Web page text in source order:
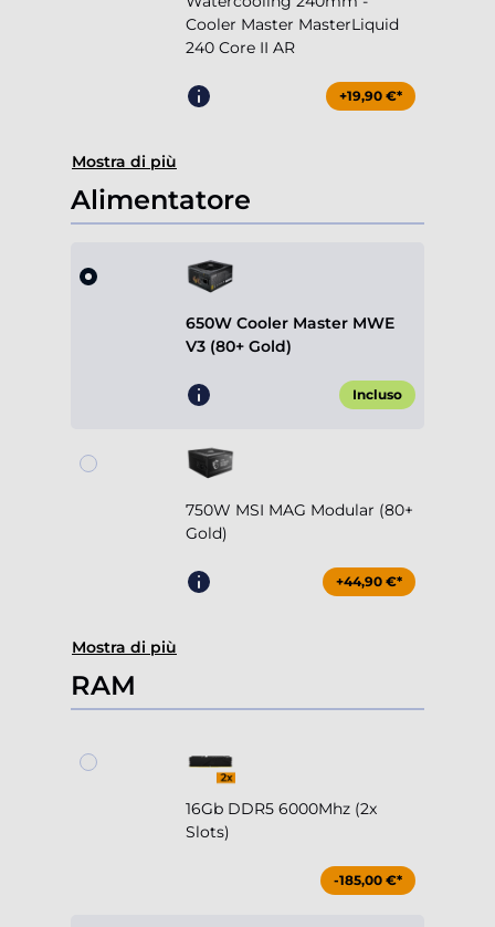
Cooler Master MasterLiquid
240 Core II AR
+19,90 €*
Mostra di più
Alimentatore
650W Cooler Master MWE
V3 (80+ Gold)
Incluso
750W MSI MAG Modular (80+
Gold)
+44,90 €*
Mostra di più
RAM
16Gb DDR5 6000Mhz (2x
Slots)
-185,00 €*